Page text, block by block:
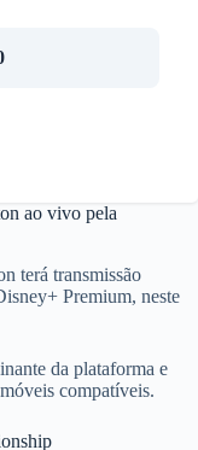
ao vivo pela
terá transmissão
Premium, neste
da plataforma e
compatíveis.